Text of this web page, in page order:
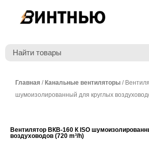
Главная / Канальные вентиляторы /
шумоизолированный для круглых
Вентилятор ВКВ-160 К ISO
воздуховодов (720 m³/h)